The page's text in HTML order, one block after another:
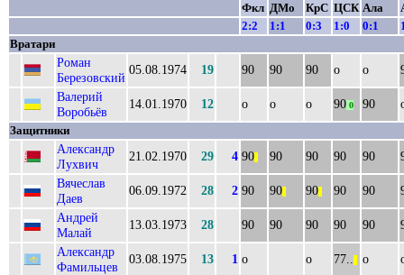
Фкл ДМо КрС ЦСК Ала
2:2
1:1 0:3 1:0 0:1
Вратари
Роман
Березовский
05.08.1974 19 90 90 90 о о
Валерий
Воробьёв
14.01.1970 12 о о о 90 0 90
Защитники
Александр
Лухвич
21.02.1970 29 4 90 90 90 90 90
Вячеслав
Даев
06.09.1972 28 2 90 90 90 90 90
Андрей
Малай
13.03.1973 28 90 90 90 90 90
Александр
Фамильцев
03.08.1975 13 1 о о 77.. о